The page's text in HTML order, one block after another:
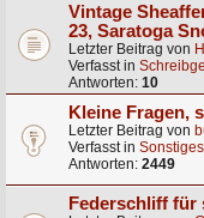
Vintage
23, Saratoga
Letzter Beitrag von
Verfasst in
Antworten: 10
Kleine Fragen,
Letzter Beitrag von
Verfasst in
Antworten: 2449
Federschliff für